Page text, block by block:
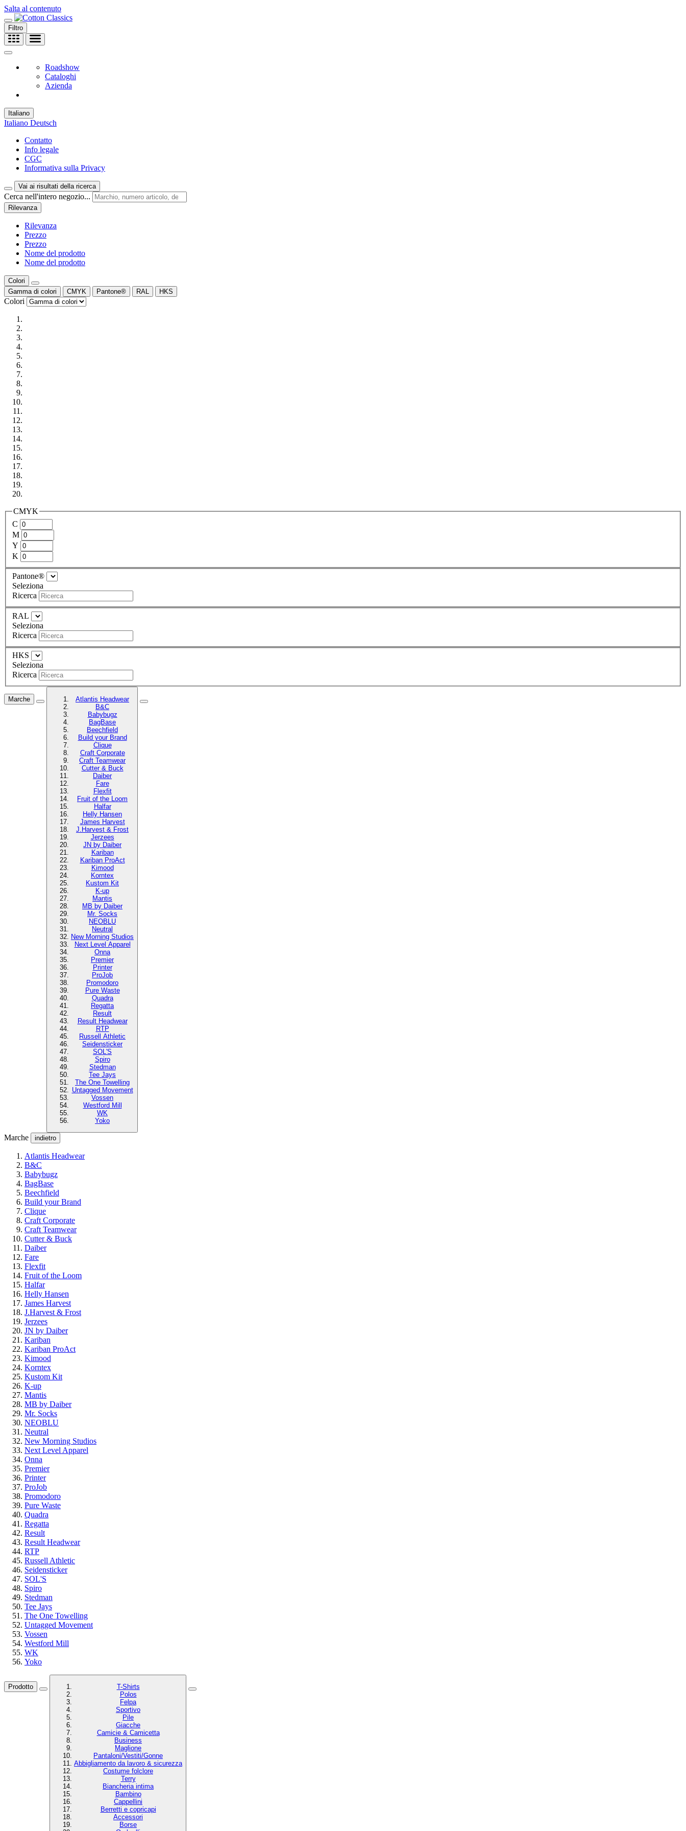
Salta al contenuto
Filtro
Roadshow
Cataloghi
Azienda
Italiano
Italiano Deutsch
Contatto
Info legale
CGC
Informativa sulla Privacy
Vai ai risultati della ricerca
Cerca nell'intero negozio...
Rilevanza
Rilevanza
Prezzo
Prezzo
Nome del prodotto
Nome del prodotto
Colori
Gamma di colori
CMYK Pantone® RAL HKS
Colori
CMYK
C
M
Y
K
Pantone®
Seleziona
Ricerca
RAL
Seleziona
Ricerca
HKS
Seleziona
Ricerca
Marche
Atlantis Headwear
B&C
Babybugz
BagBase
Beechfield
Build your Brand
Clique
Craft Corporate
Craft Teamwear
Cutter & Buck
Daiber
Fare
Flexfit
Fruit of the Loom
Halfar
Helly Hansen
James Harvest
J.Harvest & Frost
Jerzees
JN by Daiber
Kariban
Kariban ProAct
Kimood
Korntex
Kustom Kit
K-up
Mantis
MB by Daiber
Mr. Socks
NEOBLU
Neutral
New Morning Studios
Next Level Apparel
Onna
Premier
Printer
ProJob
Promodoro
Pure Waste
Quadra
Regatta
Result
Result Headwear
RTP
Russell Athletic
Seidensticker
SOL'S
Spiro
Stedman
Tee Jays
The One Towelling
Untagged Movement
Vossen
Westford Mill
WK
Yoko
Marche indietro
Atlantis Headwear
B&C
Babybugz
BagBase
Beechfield
Build your Brand
Clique
Craft Corporate
Craft Teamwear
Cutter & Buck
Daiber
Fare
Flexfit
Fruit of the Loom
Halfar
Helly Hansen
James Harvest
J.Harvest & Frost
Jerzees
JN by Daiber
Kariban
Kariban ProAct
Kimood
Korntex
Kustom Kit
K-up
Mantis
MB by Daiber
Mr. Socks
NEOBLU
Neutral
New Morning Studios
Next Level Apparel
Onna
Premier
Printer
ProJob
Promodoro
Pure Waste
Quadra
Regatta
Result
Result Headwear
RTP
Russell Athletic
Seidensticker
SOL'S
Spiro
Stedman
Tee Jays
The One Towelling
Untagged Movement
Vossen
Westford Mill
WK
Yoko
Prodotto
T-Shirts
Polos
Felpa
Sportivo
Pile
Giacche
Camicie & Camicetta
Business
Maglione
Pantaloni/Vestiti/Gonne
Abbigliamento da lavoro & sicurezza
Costume folclore
Terry
Biancheria intima
Bambino
Cappellini
Berretti e copricapi
Accessori
Borse